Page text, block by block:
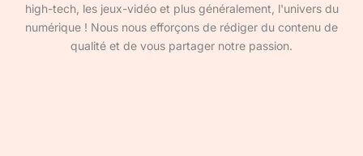
high-tech, les jeux-vidéo et plus généralement, l'univers du
numérique ! Nous nous efforçons de rédiger du contenu de
qualité et de vous partager notre passion.